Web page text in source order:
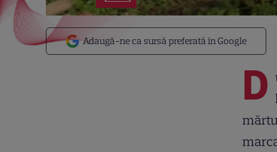
Adaugă-ne ca sursă preferată în Google
D